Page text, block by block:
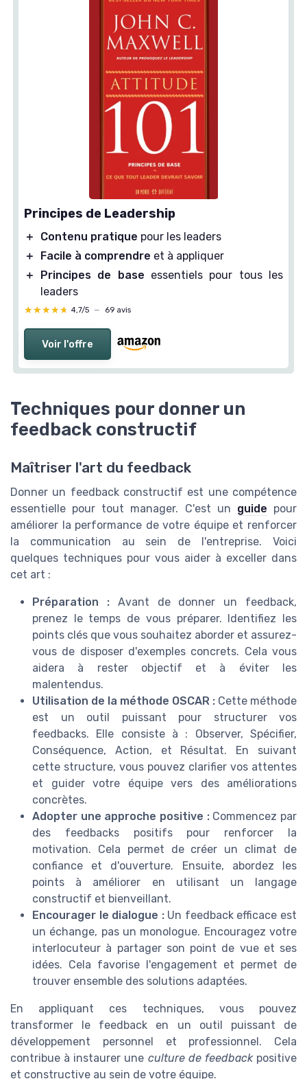
Principes de Leadership
＋ Contenu pratique pour les leaders
＋
Facile à comprendre et à appliquer
＋
Principes de base essentiels pour tous les
leaders
★★★★★
★★★★★ 4,7/5 — 69 avis
Voir l'offre
Techniques pour donner un
feedback constructif
Maîtriser l'art du feedback
Donner un feedback constructif est une compétence
essentielle pour tout manager. C'est un guide pour
améliorer la performance de votre équipe et renforcer
la communication au sein de l'entreprise. Voici
quelques techniques pour vous aider à exceller dans
cet art :
Préparation :Avant de donner un feedback,
prenez le temps de vous préparer. Identifiez les
points clés que vous souhaitez aborder et assurez-
vous de disposer d'exemples concrets. Cela vous
aidera à rester objectif et à éviter les
malentendus.
Utilisation de la méthode OSCAR : Cette méthode
est un outil puissant pour structurer vos
feedbacks. Elle consiste à : Observer, Spécifier,
Conséquence, Action, et Résultat. En suivant
cette structure, vous pouvez clarifier vos attentes
et guider votre équipe vers des améliorations
concrètes.
Adopter une approche positive :Commencez par
des feedbacks positifs pour renforcer la
motivation. Cela permet de créer un climat de
confiance et d'ouverture. Ensuite, abordez les
points à améliorer en utilisant un langage
constructif et bienveillant.
Encourager le dialogue :Un feedback efficace est
un échange, pas un monologue. Encouragez votre
interlocuteur à partager son point de vue et ses
idées. Cela favorise l'engagement et permet de
trouver ensemble des solutions adaptées.
En appliquant ces techniques, vous pouvez
transformer le feedback en un outil puissant de
développement personnel et professionnel. Cela
contribue à instaurer une culture de feedbackpositive
et constructive au sein de votre équipe.